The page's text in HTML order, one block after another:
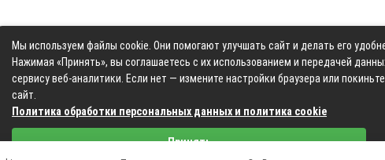
Контакты Карта
Связаться с редакцией сайта:
Мы используем файлы cookie. Они помогают улучшать сайт и делать его
Нажимая «Принять», вы соглашаетесь с их использованием и передачей
сервису веб-аналитики. Если нет — измените настройки браузера или покиньте
сайт.
Политика обработки персональных данных и политика cookie
Принять